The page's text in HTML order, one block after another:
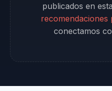
publicados en
recomendaciones
conectamos